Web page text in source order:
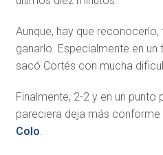
Aunque, hay que
ganarlo. Especialmente en un
sacó Cortés con mucha
Finalmente, 2-2 y en un punto
pareciera deja más conforme
Colo.